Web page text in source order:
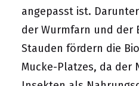
angepasst ist.
der Wurmfarn und der
Stauden fördern die
Mucke-Platzes, da der